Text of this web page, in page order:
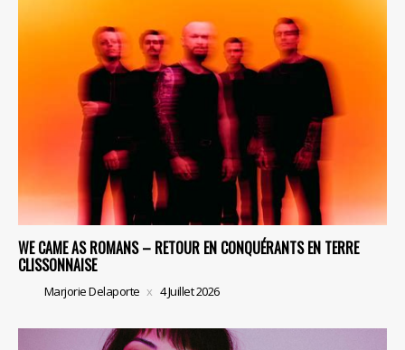
WE CAME AS ROMANS – RETOUR EN CONQUÉRANTS EN TERRE
CLISSONNAISE
Marjorie Delaporte 4 Juillet 2026